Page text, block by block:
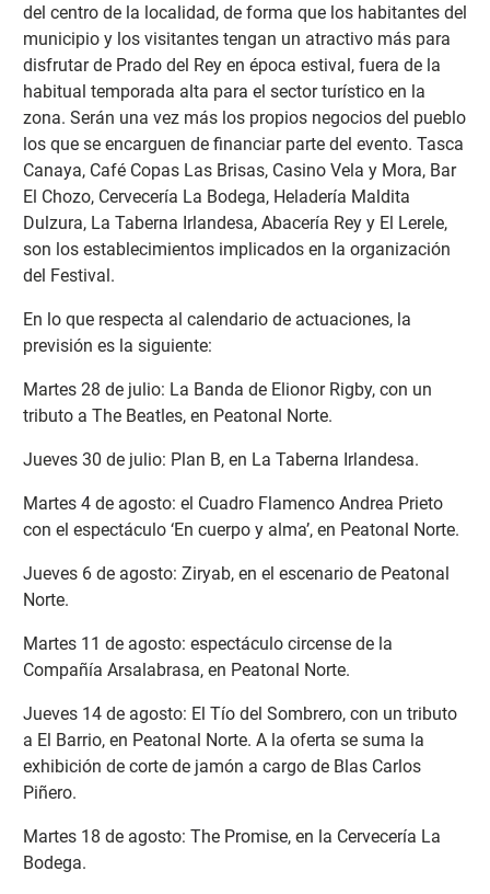
del centro de la localidad, de forma que los habitantes del
municipio y los visitantes tengan un atractivo más para
disfrutar de Prado del Rey en época estival, fuera de la
habitual temporada alta para el sector turístico en la
zona. Serán una vez más los propios negocios del pueblo
los que se encarguen de financiar parte del evento. Tasca
Canaya, Café Copas Las Brisas, Casino Vela y Mora, Bar
El Chozo, Cervecería La Bodega, Heladería Maldita
Dulzura, La Taberna Irlandesa, Abacería Rey y El Lerele,
son los establecimientos implicados en la organización
del Festival.
En lo que respecta al calendario de actuaciones, la
previsión es la siguiente:
Martes 28 de julio: La Banda de Elionor Rigby, con un
tributo a The Beatles, en Peatonal Norte.
Jueves 30 de julio: Plan B, en La Taberna Irlandesa.
Martes 4 de agosto: el Cuadro Flamenco Andrea Prieto
con el espectáculo ‘En cuerpo y alma’, en Peatonal Norte.
Jueves 6 de agosto: Ziryab, en el escenario de Peatonal
Norte.
Martes 11 de agosto: espectáculo circense de la
Compañía Arsalabrasa, en Peatonal Norte.
Jueves 14 de agosto: El Tío del Sombrero, con un tributo
a El Barrio, en Peatonal Norte. A la oferta se suma la
exhibición de corte de jamón a cargo de Blas Carlos
Piñero.
Martes 18 de agosto: The Promise, en la Cervecería La
Bodega.